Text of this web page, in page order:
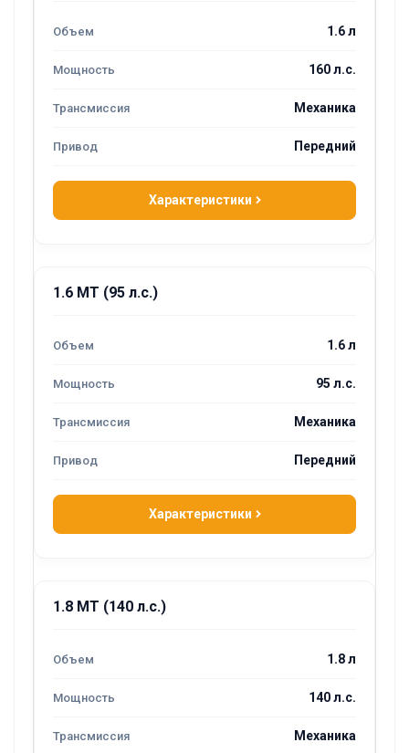
1.6 л
160 л.с.
Механика
Передний
Характеристики
1.6 MT (95 л.с.)
1.6 л
95 л.с.
Механика
Передний
Характеристики
1.8 MT (140 л.с.)
1.8 л
140 л.с.
Механика